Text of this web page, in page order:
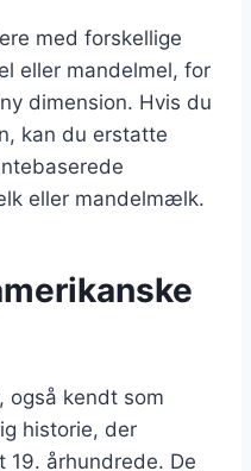
med forskellige
eller mandelmel, for
dimension. Hvis du
kan du erstatte
eller mandelmælk.
også kendt som
historie, der
århundrede. De